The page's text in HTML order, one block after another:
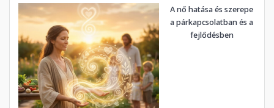
A nő hatása és szerepe
a párkapcsolatban és a
fejlődésben